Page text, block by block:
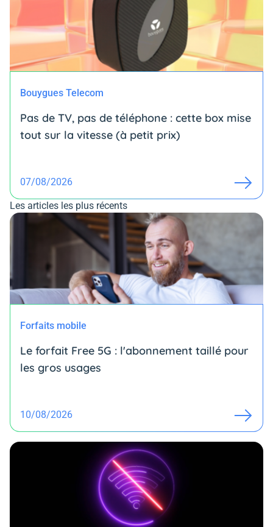
Bouygues Telecom
Pas de TV, pas de téléphone : cette box mise
tout sur la vitesse (à petit prix)
07/08/2026
Les articles les plus récents
Forfaits mobile
Le forfait Free 5G : l'abonnement taillé pour
les gros usages
10/08/2026